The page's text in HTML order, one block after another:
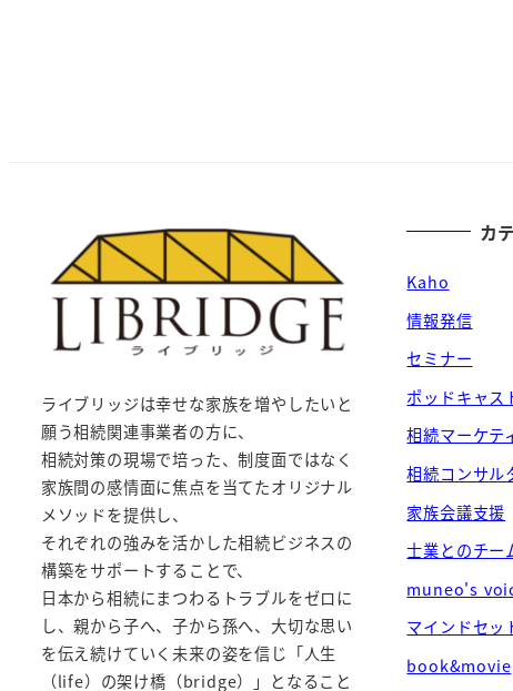
ライブリッジは幸せな家族を増やしたいと
願う相続関連事業者の方に、
相続対策の現場で培った、制度面ではなく
家族間の感情面に焦点を当てたオリジナル
メソッドを提供し、
それぞれの強みを活かした相続ビジネスの
構築をサポートすることで、
日本から相続にまつわるトラブルをゼロに
し、親から子へ、子から孫へ、大切な思い
を伝え続けていく未来の姿を信じ「人生
（life）の架け橋（bridge）」となること
カ
Kaho
情報発信
セミナー
ポッドキャス
相続マーケテ
相続コンサル
家族会議支援
士業とのチー
muneo's
マインドセッ
book&movie